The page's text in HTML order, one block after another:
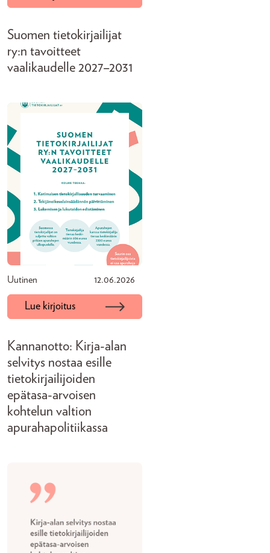
Suomen tietokirjailijat
ry:n tavoitteet
vaalikaudelle 2027–2031
Uutinen 12.06.2026
Lue kirjoitus
Kannanotto: Kirja-alan
selvitys nostaa esille
tietokirjailijoiden
epätasa-arvoisen
kohtelun valtion
apurahapolitiikassa